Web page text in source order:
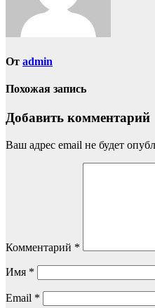
От admin
Похожая запись
Добавить комментарий
Ваш адрес email не будет
Комментарий *
Имя *
Email *